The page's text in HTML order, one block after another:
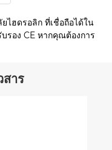
ไฮดรอลิก ที่เชื่อถือได้ใน
รอง CE หากคุณต้องการ
าร